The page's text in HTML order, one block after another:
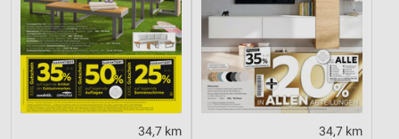
34,7 km 34,7 km